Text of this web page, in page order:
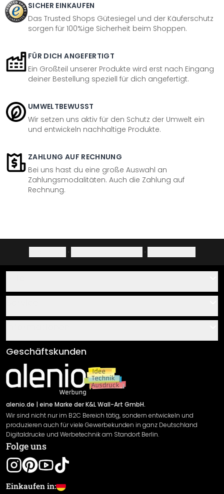
SICHER EINKAUFEN
Das Trusted Shops Gütesiegel und der Käuferschutz
sorgen für 100%ige Sicherheit beim Shoppen.
FÜR DICH ANGEFERTIGT
Ein Großteil unserer Produkte wird erst nach Eingang
deiner Bestellung speziell für dich angefertigt.
UMWELTBEWUSST
Wir setzen uns aktiv für den Schutz der Umwelt ein
und entwickeln nachhaltige Produkte.
ZAHLUNG AUF RECHNUNG
Bei uns hast du eine große Auswahl an
Zahlungsmodalitäten. Auch die Zahlung auf
Rechnung.
· ·
Über uns
Klebe- und Montageanleitungen
Newsletter An-/Abmeldung
Sendungsverfolgung
AGB
Impressum
Versand & Zahlung
Rücksendung
Widerrufsrecht
Datenschutzerklärung
Gewährleistung
Leistungserklärung / CE-Zeichen
Cookie Einstellungen
Geschäftskunden
alenio.de | eine Marke der K&L Wall-Art GmbH.
Wir sind nicht nur im B2C Bereich tätig, sondern entwickeln und
produzieren auch für viele Gewerbekunden in ganz Deutschland
Digitaldrucke und Werbetechnik am Standort Berlin.
Folge uns
Einkaufen in: